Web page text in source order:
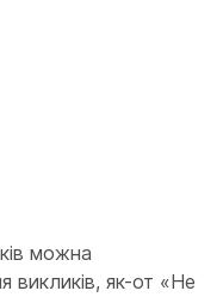
можна
викликів, як-от «Не